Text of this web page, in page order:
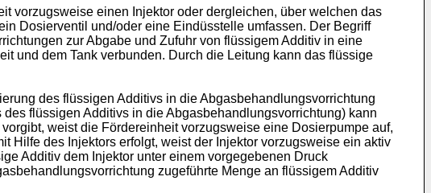
vorzugsweise einen Injektor oder dergleichen, über welchen das
Dosierventil und/oder eine Eindüsstelle umfassen. Der Begriff
zur Abgabe und Zufuhr von flüssigem Additiv in eine
und dem Tank verbunden. Durch die Leitung kann das flüssige
des flüssigen Additivs in die Abgasbehandlungsvorrichtung
flüssigen Additivs in die Abgasbehandlungsvorrichtung) kann
weist die Fördereinheit vorzugsweise eine Dosierpumpe auf,
Hilfe des Injektors erfolgt, weist der Injektor vorzugsweise ein aktiv
Additiv dem Injektor unter einem vorgegebenen Druck
zugeführte Menge an flüssigem Additiv